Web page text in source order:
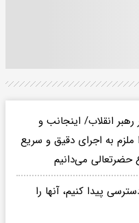
انقلاب/ اینجانب و
ملزم به اجرای دقیق و سریع
حضرتعالی می‌دانیم
پیدا کنیم، آنها را